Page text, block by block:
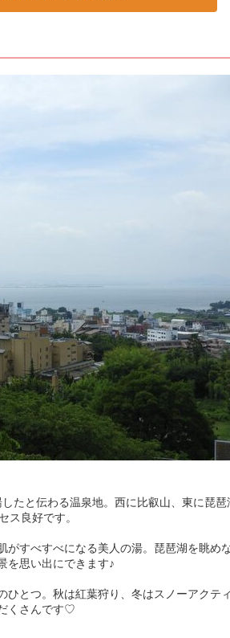
たと伝わる温泉地。西に比叡山、東に琵琶
ス良好です。
がすべすべになる美人の湯。琵琶湖を眺め
を思い出にできます♪
ひとつ。秋は紅葉狩り、冬はスノーアクテ
くさんです♡